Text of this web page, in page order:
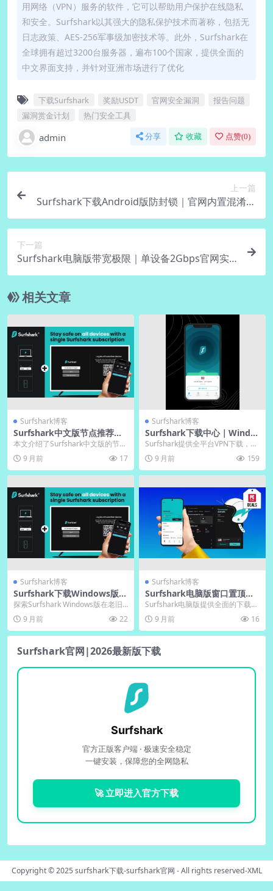
用网络（VPN）服务的软件，它可以帮助用户保护在线隐私
和安全。Surfshark以其强大的隐私保护技术而著称，包括无
日志政策、AES-256军事级加密技术等。此外，Surfshark在
全球拥有超过3200台服务器，遍布100个国家，提供全面的
中文界面支持，并针对亚洲市场进行了优化
下载Surfshark 奖励USDT 官网安全漏洞
报告问题
漏洞赏金计划
热门安全工具
admin 分享 收藏 点赞(0)
上一篇
Surfshark下载Android版防封锁｜官网内置混淆域
名
下一篇
Surfshark电脑版带宽极限｜单设备2Gbps官网实
测
相关文章
Surfshark博客
Surfshark中文版节点推荐｜
官网分类排行榜实时更新
本文介绍了Surfshark中文版的节点
选择技巧，官网分类排行榜帮助用
户根据地理...
9 月前 17
Surfshark博客
Surfshark下载中心｜Windo
ws/Mac/Android/iOS全平台
覆盖
Surfshark提供全平台VPN下载，覆
盖Windows、Mac、Androi...
9 月前 159
Surfshark博客
Surfshark下载Windows版旧
电脑兼容｜官网低配优化
探索Surfshark Windows版在老旧
电脑上的兼容表现，通过官网优化
方案...9 月前 22
Surfshark博客
Surfshark电脑版窗口置顶｜
中文界面置顶技巧
Surfshark电脑版提供全面的下载与
使用指南，涵盖Windows和Mac系
统...9 月前 16
Surfshark官网|2026最新版下载
Surfshark
官方正版客户端 · 极速安全稳定
一键安装，保障您的全网隐私
🚀 立即进入官方下载
Copyright © 2025surfshark下载-surfshark官网 - All rights reserved-XML